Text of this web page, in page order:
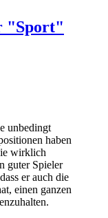
"Sport"
unbedingt
haben
wirklich
guter Spieler
er auch die
einen ganzen